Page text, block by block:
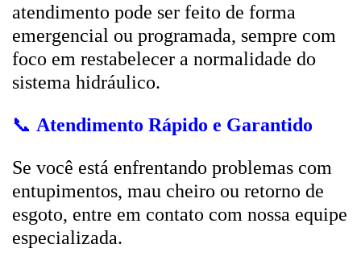
atendimento pode ser feito de forma
emergencial ou programada, sempre com
foco em restabelecer a normalidade do
sistema hidráulico.
📞 Atendimento Rápido e Garantido
Se você está enfrentando problemas com
entupimentos, mau cheiro ou retorno de
esgoto, entre em contato com nossa equipe
especializada.